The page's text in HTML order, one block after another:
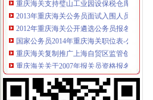
2013年重庆海关公务员面试入围人员寄送材
2012年重庆海关公开遴选公务员报名况公示
国家公务员2014年重庆海关职位表-公务员-
重庆海关复制推广上海自贸区监管创新_中
重庆海关关于2007年报关员资格报名确认有
重庆海关关于2008年报关员资格报名现场确
重庆海关关于2008年报关员资格报名现场确
重庆海关关于2008年报关员资格报名有关事